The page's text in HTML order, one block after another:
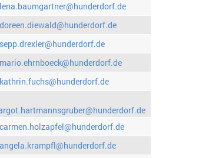
lena.baumgartner@hunderdorf.de
doreen.diewald@hunderdorf.de
sepp.drexler@hunderdorf.de
mario.ehrnboeck@hunderdorf.de
kathrin.fuchs@hunderdorf.de
carmen.holzapfel@hunderdorf.de
angela.krampfl@hunderdorf.de